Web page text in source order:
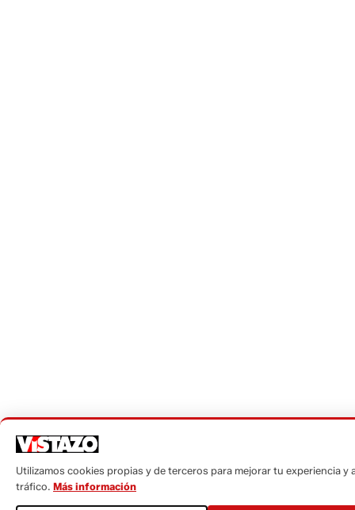
Utilizamos cookies propias y de terceros para mejorar tu experiencia y
tráfico. Más información